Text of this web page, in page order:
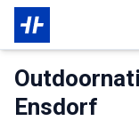
Das Wichtigste zur
Ensdorf